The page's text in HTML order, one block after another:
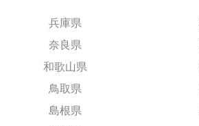
兵庫県
奈良県
和歌山県
鳥取県
島根県